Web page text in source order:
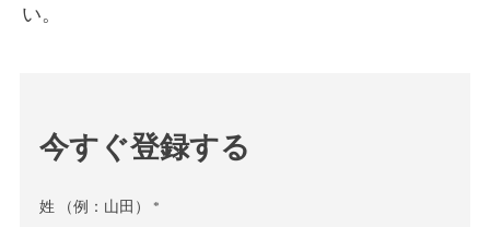
い。
今すぐ登録する
姓 （例：山田） *